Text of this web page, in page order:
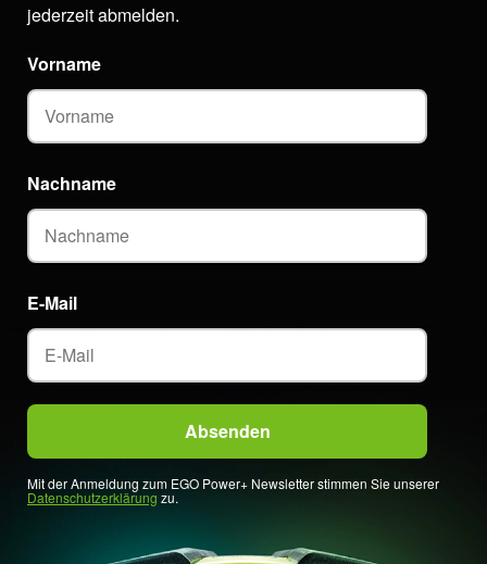
jederzeit abmelden.
E-Mail
Vorname
Nachname
Mit der Anmeldung zum EGO Power+ Newsletter stimmen Sie unserer
Datenschutzerklärung zu.